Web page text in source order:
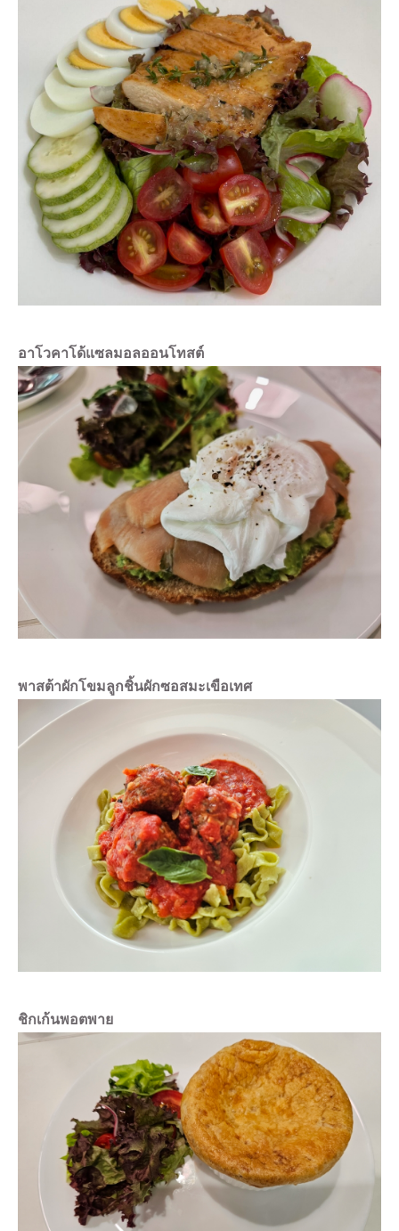
อาโวคาโด้แซลมอลออนโทสต์
พาสต้าผักโขมลูกชิ้นผักซอสมะเขือเทศ
ชิกเก้นพอตพาย